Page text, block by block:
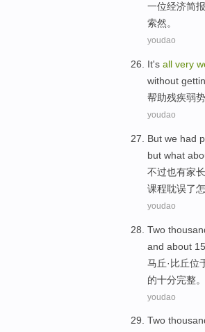
一位经济简报
索然。
youdao
It's all very
without
帮助残疾弱
youdao
But we had
but what
不过也有家长
课程耽误了
youdao
Two
and about
马丘·比丘位
的十分完整。
youdao
Two